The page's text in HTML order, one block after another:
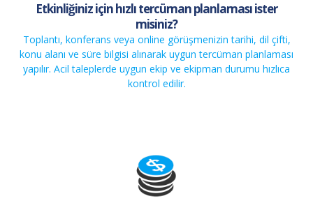
Etkinliğiniz için hızlı tercüman planlaması ister
misiniz?
Toplantı, konferans veya online görüşmenizin tarihi, dil çifti,
konu alanı ve süre bilgisi alınarak uygun tercüman planlaması
yapılır. Acil taleplerde uygun ekip ve ekipman durumu hızlıca
kontrol edilir.